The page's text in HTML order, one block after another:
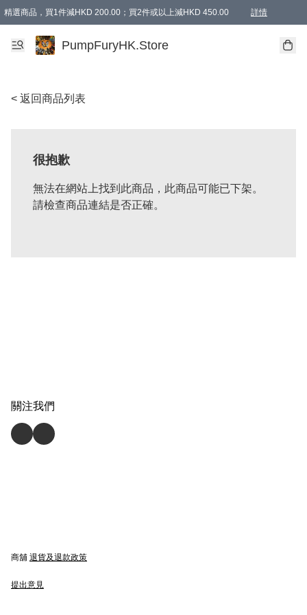
精選商品，買1件減HKD 200.00；買2件或以上減HKD 450.00 詳情
AAPE商品,會員專享9折或以上（按會員等級）AAPE products, members can
精選商品，任選買2件或以上減HKD 100.00
購物滿 HKD 800.00即享免運費優惠！（適用於 特定的送貨方式 )
PumpFuryHK.Store
< 返回商品列表
很抱歉
無法在網站上找到此商品，此商品可能已下架。
請檢查商品連結是否正確。
關注我們
商舖 退貨及退款政策
提出意見